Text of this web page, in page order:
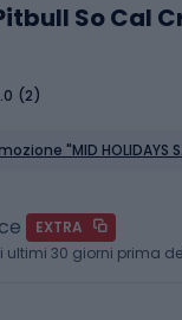
So Cal
(2)
"MID HOLIDAYS
EXTRA
ultimi 30 giorni prima